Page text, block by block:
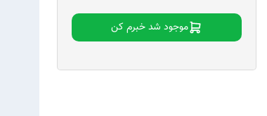
موجود شد خبرم کن